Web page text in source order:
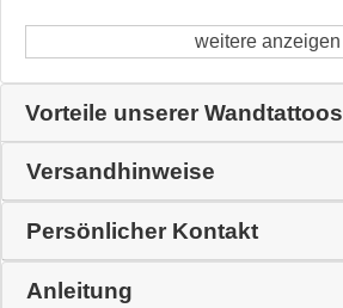
weitere anzeigen
Vorteile unserer Wandtattoos
Versandhinweise
Persönlicher Kontakt
Anleitung